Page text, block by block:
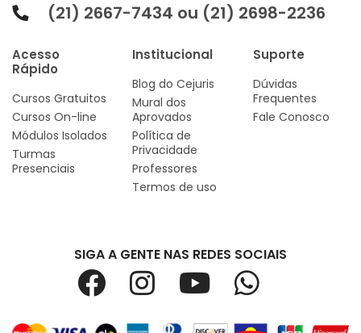
(21) 2667-7434 ou (21) 2698-2236
Acesso
Rápido
Cursos Gratuitos
Cursos On-line
Módulos Isolados
Turmas
Presenciais
Institucional
Blog do Cejuris
Mural dos
Aprovados
Política de
Privacidade
Professores
Termos de uso
Suporte
Dúvidas
Frequentes
Fale Conosco
SIGA A GENTE NAS REDES SOCIAIS